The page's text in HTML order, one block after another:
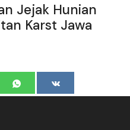
Jejak Hunian
Karst Jawa